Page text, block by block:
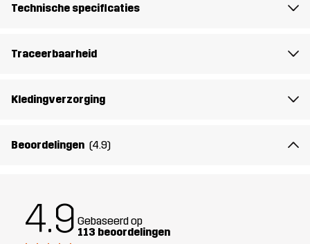
voor
Technische specificaties
Traceerbaarheid
Kledingverzorging
Beoordelingen (4.9)
4.9 Gebaseerd op
113 beoordelingen